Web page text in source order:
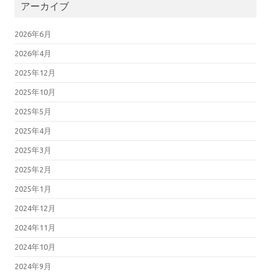
アーカイブ
2026年6月
2026年4月
2025年12月
2025年10月
2025年5月
2025年4月
2025年3月
2025年2月
2025年1月
2024年12月
2024年11月
2024年10月
2024年9月